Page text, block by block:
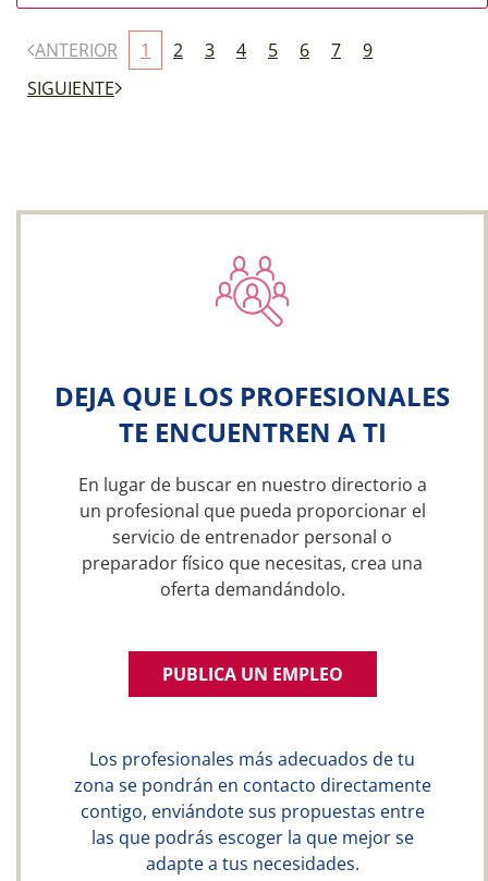
ANTERIOR 1 2 3 4 5 6 7
9
SIGUIENTE
DEJA QUE LOS PROFESIONALES
TE ENCUENTREN A TI
En lugar de buscar en nuestro directorio a
un profesional que pueda proporcionar el
servicio de entrenador personal o
preparador físico que necesitas, crea una
oferta demandándolo.
PUBLICA UN EMPLEO
Los profesionales más adecuados de tu
zona se pondrán en contacto directamente
contigo, enviándote sus propuestas entre
las que podrás escoger la que mejor se
adapte a tus necesidades.